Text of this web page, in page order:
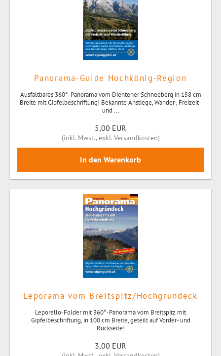
Panorama-Guide Hochkönig-Region
Ausfaltbares 360°-Panorama vom Dientener Schneeberg in 158 cm
Breite mit Gipfelbeschriftung! Bekannte Anstiege, Wander-, Freizeit-
und ...
5,00 EUR
(inkl. Mwst.,exkl. Versandkosten)
Leporama vom Breitspitz/Hochgründeck
Leporello-Folder mit 360°-Panorama vom Breitspitz mit
Gipfelbeschriftung, in 100 cm Breite, geteilt auf Vorder- und
Rückseite!
3,00 EUR